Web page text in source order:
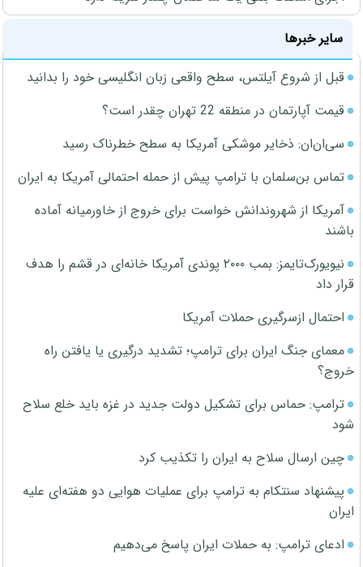
سایر خبرها
قبل از شروع آیلتس، سطح واقعی زبان انگلیسی خود را بدانید
قیمت آپارتمان در منطقه 22 تهران چقدر است؟
سی‌ان‌ان: ذخایر موشکی آمریکا به سطح خطرناک رسید
تماس بن‌سلمان با ترامپ پیش از حمله احتمالی آمریکا به ایران
آمریکا از شهروندانش خواست برای خروج از خاورمیانه آماده
باشند
نیویورک‌تایمز: بمب ۲۰۰۰ پوندی آمریکا خانه‌ای در قشم را هدف
قرار داد
احتمال ازسرگیری حملات آمریکا
معمای جنگ ایران برای ترامپ؛ تشدید درگیری یا یافتن راه
خروج؟
ترامپ: حماس برای تشکیل دولت جدید در غزه باید خلع سلاح
شود
چین ارسال سلاح به ایران را تکذیب کرد
پیشنهاد سنتکام به ترامپ برای عملیات هوایی دو هفته‌ای علیه
ایران
ادعای ترامپ: به حملات ایران پاسخ می‌دهیم